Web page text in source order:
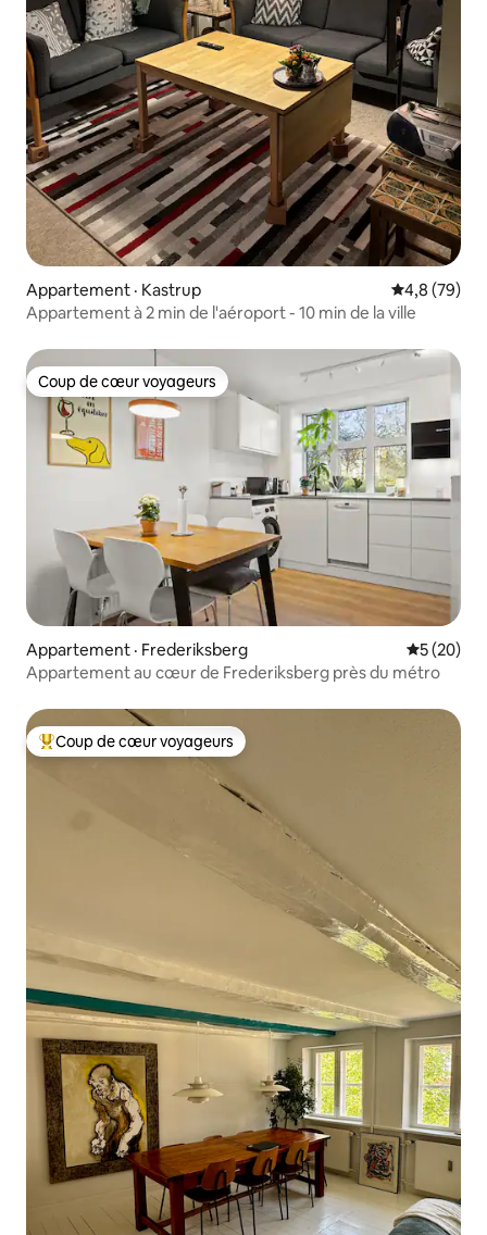
Appartement · Kastrup Note
4,8 (79)
Appartement à 2 min de l'aéroport - 10 min de la ville
Coup de cœur voyageurs
Coup de cœur voyageurs
Appartement · Frederiksberg Note
5 (20)
Appartement au cœur de Frederiksberg près du métro
Coup de cœur voyageurs parmi les plus aimés
Coup de cœur voyageurs